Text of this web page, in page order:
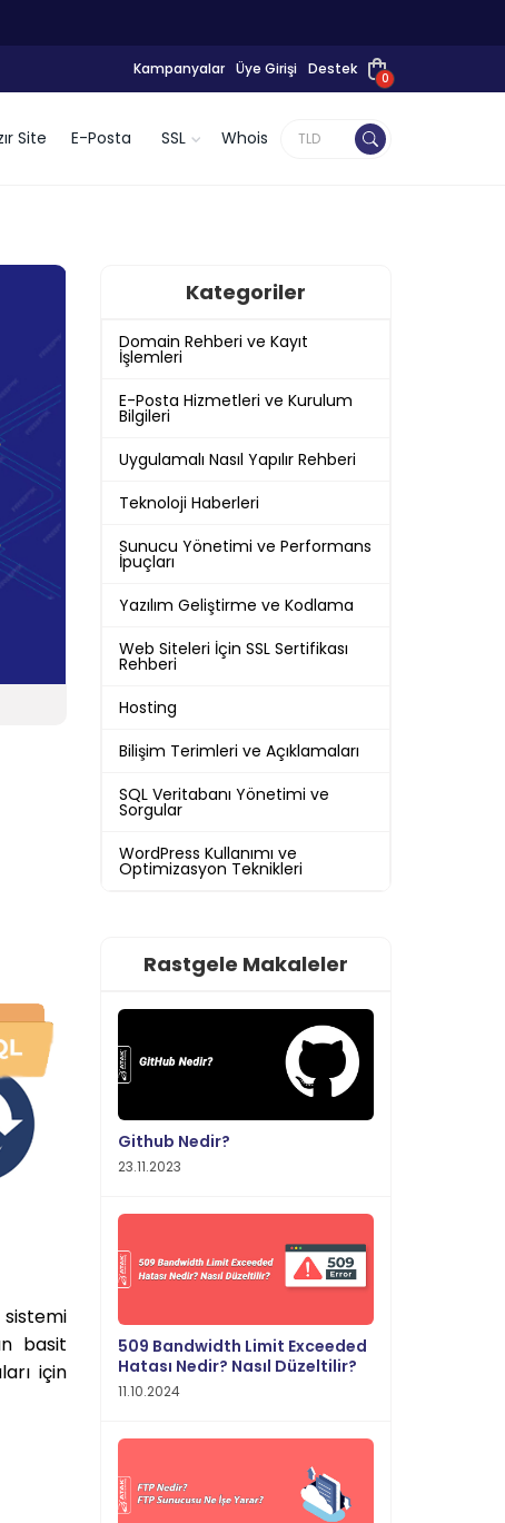
Kampanyalar Üye Girişi Destek
0
Site E-Posta SSL Whois
basit
için
Kategoriler
Domain Rehberi ve Kayıt
İşlemleri
E-Posta Hizmetleri ve Kurulum
Bilgileri
Uygulamalı Nasıl Yapılır Rehberi
Teknoloji Haberleri
Sunucu Yönetimi ve Performans
İpuçları
Yazılım Geliştirme ve Kodlama
Web Siteleri İçin SSL Sertifikası
Rehberi
Hosting
Bilişim Terimleri ve Açıklamaları
SQL Veritabanı Yönetimi ve
Sorgular
WordPress Kullanımı ve
Optimizasyon Teknikleri
Rastgele Makaleler
Github Nedir?
23.11.2023
509 Bandwidth Limit Exceeded
Hatası Nedir? Nasıl Düzeltilir?
11.10.2024